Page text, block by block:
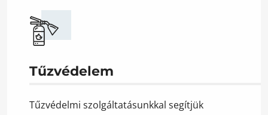
Tűzvédelem
Tűzvédelmi szolgáltatásunkkal segítjük